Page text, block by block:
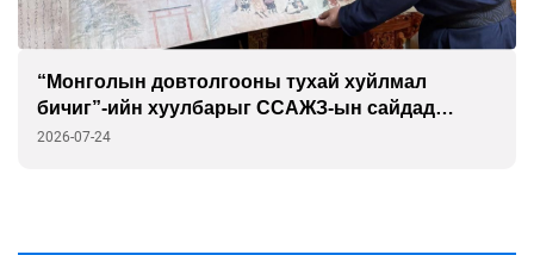
“Монголын довтолгооны тухай хуйлмал
бичиг”-ийн хуулбарыг ССАЖЗ-ын сайдад
гардуулав
2026-07-24